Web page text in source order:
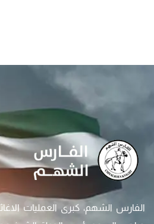
الفارس الشهم، كبرى العمليات